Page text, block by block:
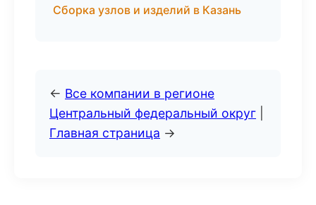
Сборка узлов и изделий в Казань
← Все компании в регионе
Центральный федеральный округ
Главная страница →